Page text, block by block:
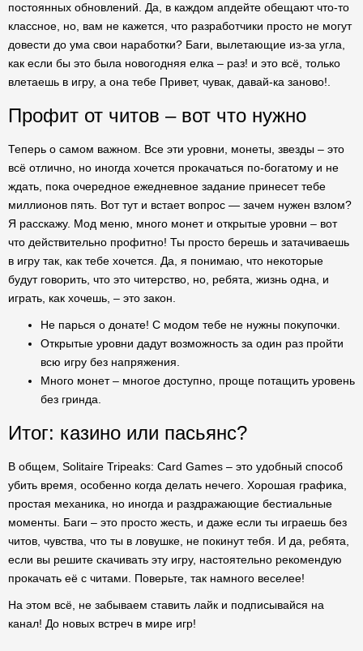
постоянных обновлений. Да, в каждом апдейте обещают что-то
классное, но, вам не кажется, что разработчики просто не могут
довести до ума свои наработки? Баги, вылетающие из-за угла,
как если бы это была новогодняя елка – раз! и это всё, только
влетаешь в игру, а она тебе Привет, чувак, давай-ка заново!.
Профит от читов – вот что нужно
Теперь о самом важном. Все эти уровни, монеты, звезды – это
всё отлично, но иногда хочется прокачаться по-богатому и не
ждать, пока очередное ежедневное задание принесет тебе
миллионов пять. Вот тут и встает вопрос — зачем нужен взлом?
Я расскажу. Мод меню, много монет и открытые уровни – вот
что действительно профитно! Ты просто берешь и затачиваешь
в игру так, как тебе хочется. Да, я понимаю, что некоторые
будут говорить, что это читерство, но, ребята, жизнь одна, и
играть, как хочешь, – это закон.
Не парься о донате! С модом тебе не нужны покупочки.
Открытые уровни дадут возможность за один раз пройти
всю игру без напряжения.
Много монет – многое доступно, проще потащить уровень
без гринда.
Итог: казино или пасьянс?
В общем, Solitaire Tripeaks: Card Games – это удобный способ
убить время, особенно когда делать нечего. Хорошая графика,
простая механика, но иногда и раздражающие бестиальные
моменты. Баги – это просто жесть, и даже если ты играешь без
читов, чувства, что ты в ловушке, не покинут тебя. И да, ребята,
если вы решите скачивать эту игру, настоятельно рекомендую
прокачать её с читами. Поверьте, так намного веселее!
На этом всё, не забываем ставить лайк и подписывайся на
канал! До новых встреч в мире игр!